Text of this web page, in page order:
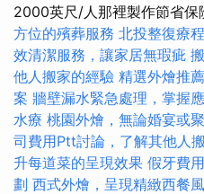
2000英尺/人那裡製作節省保
方位的殯葬服務 北投整復療程
效清潔服務，讓家居無瑕疵
他人搬家的經驗 精選外燴推
案 牆壁漏水緊急處理，掌握
水療 桃園外燴，無論婚宴或
司費用Ptt討論，了解其他人
升每道菜的呈現效果 假牙費
劃 西式外燴，呈現精緻西餐